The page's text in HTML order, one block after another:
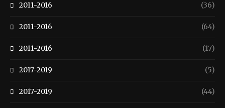
2011-2016 (36)
2011-2016 (64)
2011-2016 (17)
2017-2019 (5)
2017-2019 (44)